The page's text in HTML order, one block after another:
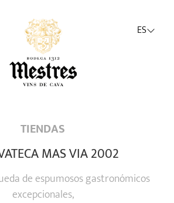
ES
TIENDAS
MAS VIA 2002
de espumosos gastronómicos
excepcionales,